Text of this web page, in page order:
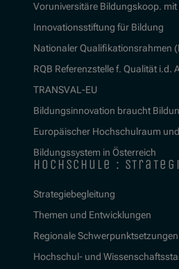
Voruniversitäre Bildungskoop.
Innovationsstiftung für Bildung
Nationaler Qualifikationsrahmen
RQB Referenzstelle f. Qualität i.d.
TRANSVAL-EU
Bildungsinnovation braucht
Europäischer Hochschulraum
Bildungssystem in Österreich
hochschule :
Strategiebegleitung
Themen und Entwicklungen
Regionale Schwerpunktsetzungen
Hochschul- und